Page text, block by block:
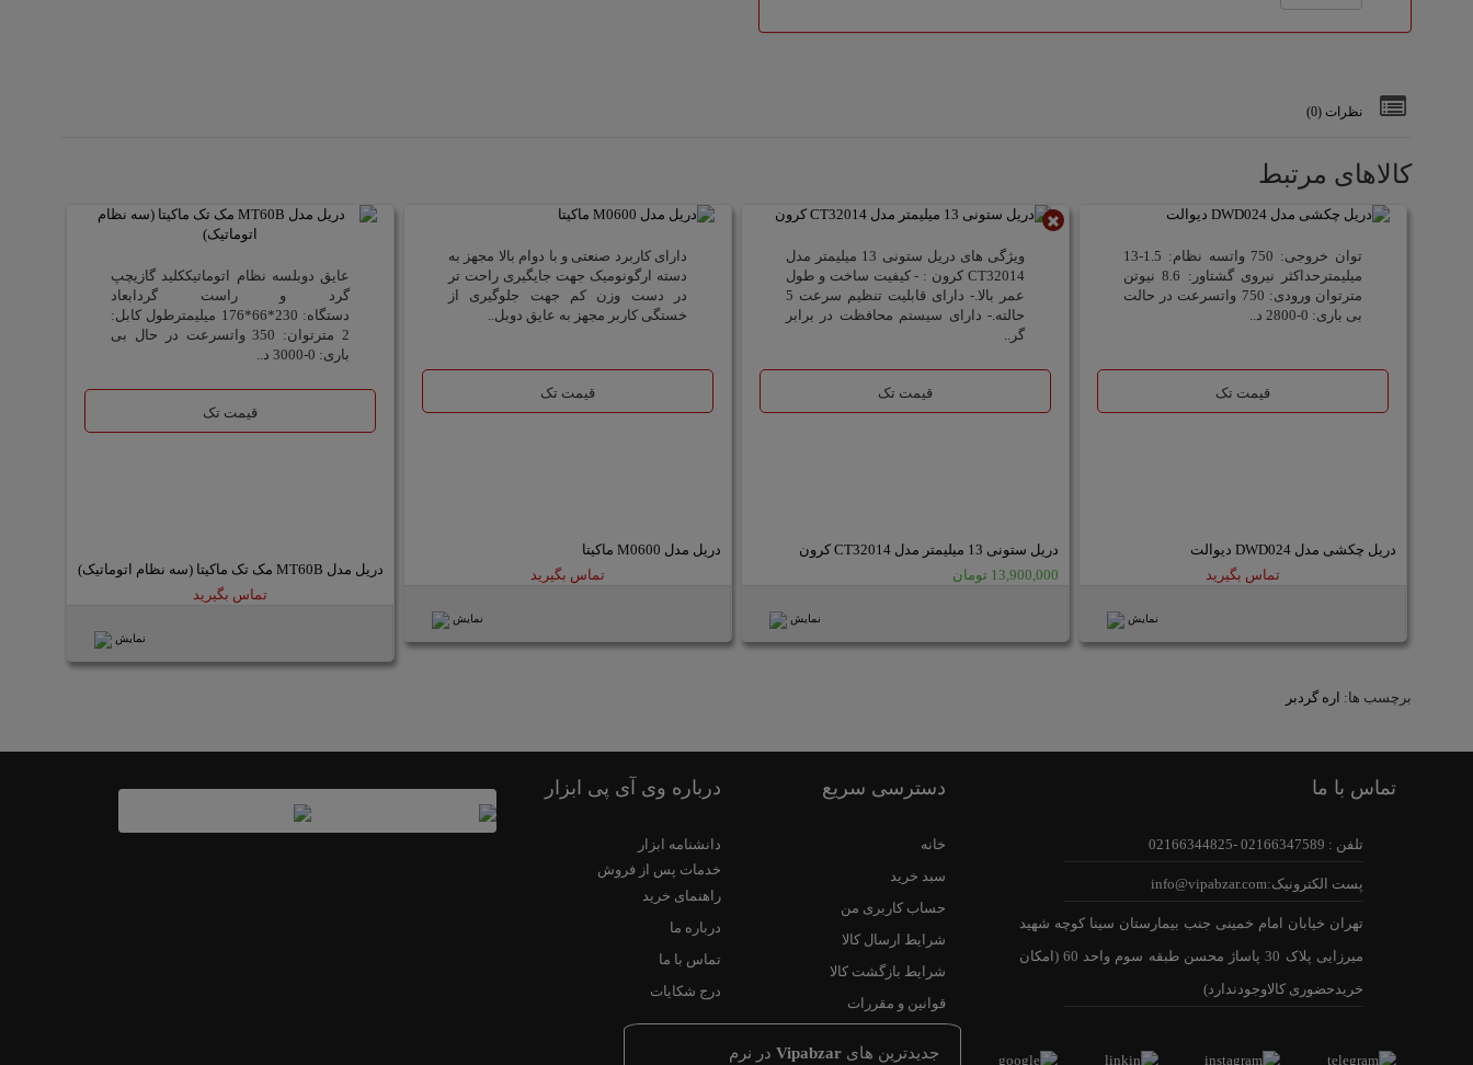
نظرات (0)
کالاهای مرتبط
توان خروجی: 750 واتسه نظام: 1.5-13
میلیمترحداکثر نیروی گشتاور: 8.6 نیوتن
مترتوان ورودی: 750 واتسرعت در حالت
بی باری: 0-2800 د..
قیمت تک
دریل چکشی مدل DWD024 دیوالت
تماس بگیرید
نمایش
ویژگی های دریل ستونی 13 میلیمتر مدل
CT32014 کرون : - کیفیت ساخت و طول
عمر بالا.- دارای قابلیت تنظیم سرعت 5
حالته.- دارای سیستم محافظت در برابر
گر..
قیمت تک
دریل ستونی 13 میلیمتر مدل CT32014 کرون
13,900,000 تومان
نمایش
دارای کاربرد صنعتی و با دوام بالا مجهز به
دسته ارگونومیک جهت جایگیری راحت تر
در دست وزن کم جهت جلوگیری از
خستگی کاربر مجهز به عایق دوبل..
قیمت تک
دریل مدل M0600 ماکیتا
تماس بگیرید
نمایش
عایق دوبلسه نظام اتوماتیککلید گازیچپ
گرد و راست گردابعاد
دستگاه: 230*66*176 میلیمترطول کابل:
2 مترتوان: 350 واتسرعت در حال بی
باری: 0-3000 د..
قیمت تک
دریل مدل MT60B مک تک ماکیتا (سه نظام اتوماتیک)
تماس بگیرید
نمایش
برچسب ها: اره گردبر
تماس با ما
تلفن : 02166347589 -02166344825
پست الکترونیک:info@vipabzar.com
تهران خیابان امام خمینی جنب بیمارستان سینا کوچه شهید
میرزایی پلاک 30 پاساژ محسن طبقه سوم واحد 60 (امکان
خریدحضوری کالاوجودندارد)
دسترسی سریع
خانه
سبد خرید
حساب کاربری من
شرایط ارسال کالا
شرایط بازگشت کالا
قوانین و مقررات
درباره وی آی پی ابزار
دانشنامه ابزار
خدمات پس از فروش
راهنمای خرید
درباره ما
تماس با ما
درج شکایات
جدیدترین هایVipabzar در نرم